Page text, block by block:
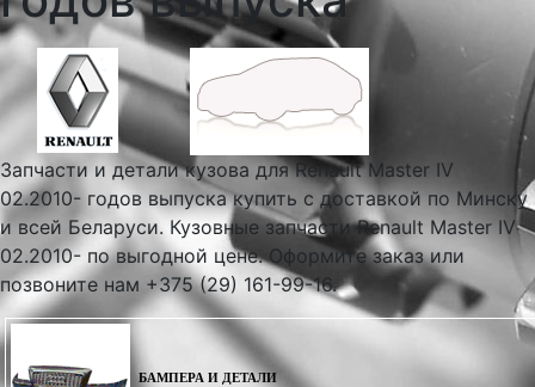
Запчасти и детали кузова для Renault Master IV
02.2010- годов выпуска купить с доставкой по Минску
и всей Беларуси. Кузовные запчасти Renault Master IV
02.2010- по выгодной цене. Оформите заказ или
позвоните нам +375 (29) 161-99-16.
БАМПЕРА И ДЕТАЛИ